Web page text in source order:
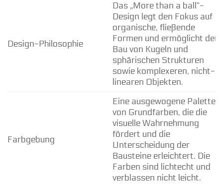
Design-Philosophie
Das „More than a ball“-
Design legt den Fokus auf
organische, fließende
Formen und ermöglicht den
Bau von Kugeln und
sphärischen Strukturen
sowie komplexeren, nicht-
linearen Objekten.
Farbgebung
Eine ausgewogene Palette
von Grundfarben, die die
visuelle Wahrnehmung
fördert und die
Unterscheidung der
Bausteine erleichtert. Die
Farben sind lichtecht und
verblassen nicht leicht.